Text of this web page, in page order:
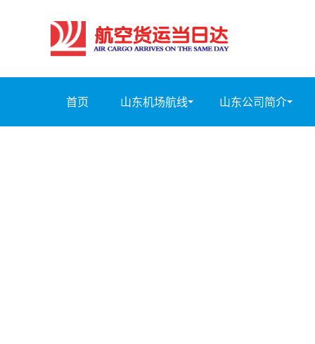
首页 山东机场航线 山东公司简介